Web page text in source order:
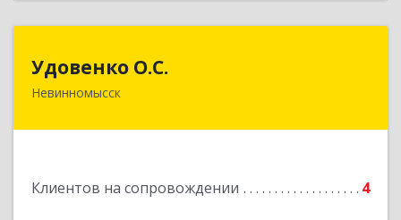
Удовенко О.С.
Невинномысск
Клиентов на сопровождении 4
357 100, г.Невинномысск, ул.Революцеонная,